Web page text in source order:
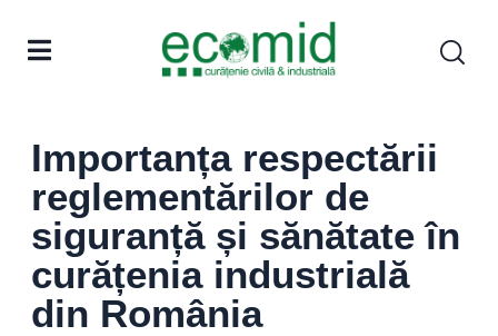
Importanța respectării
reglementărilor de
siguranță și sănătate în
curățenia industrială
din România